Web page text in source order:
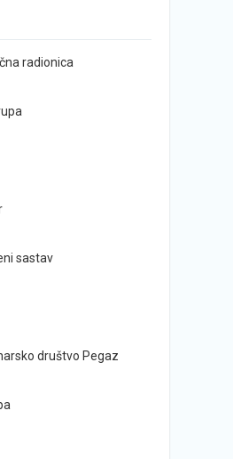
radionica
sastav
društvo Pegaz